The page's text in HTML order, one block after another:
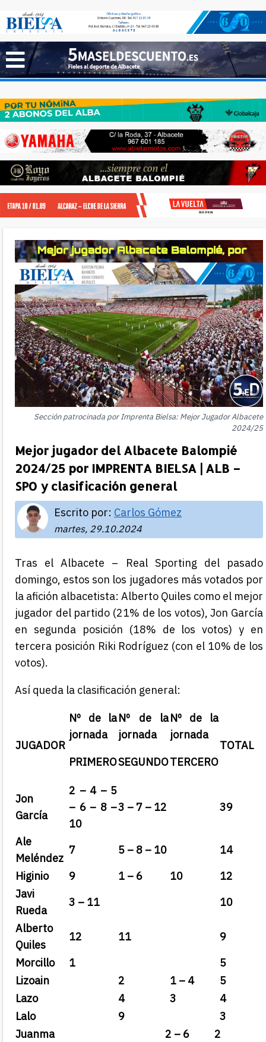
Sección patrocinada por Imprenta Bielsa: Mejor Jugador Albacete
2024/25
Mejor jugador del Albacete Balompié
2024/25 por IMPRENTA BIELSA | ALB –
SPO y clasificación general
Escrito por: Carlos Gómez
martes, 29.10.2024
Tras el Albacete – Real Sporting del pasado
domingo, estos son los jugadores más votados por
la afición albacetista: Alberto Quiles como el mejor
jugador del partido (21% de los votos), Jon García
en segunda posición (18% de los votos) y en
tercera posición Riki Rodríguez (con el 10% de los
votos).
Así queda la clasificación general:
JUGADOR
Nº de la
jornada
PRIMERO
Nº de la
jornada
SEGUNDO
Nº de la
jornada
TERCERO
TOTAL
Jon
García
2 – 4 – 5
– 6 – 8 –
10
3 – 7 – 12 39
Ale
Meléndez
7 5 – 8 – 10
14
Higinio
9 1 – 6 10
12
Javi
Rueda
3 – 11
10
Alberto
Quiles
12 11
9
Morcillo
1
5
Lizoain
2 1 – 4
5
Lazo
4 3
4
Lalo
9
3
Juanma
2 – 6
2